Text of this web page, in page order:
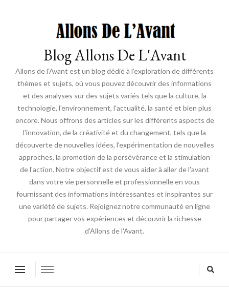
Blog Allons De L'Avant
Allons de l'Avant est un blog dédié à l'exploration de différents
thèmes et sujets, où vous pouvez découvrir des informations
et des analyses sur des sujets variés tels que la culture, la
technologie, l'environnement, l'actualité, la santé et bien plus
encore. Nous offrons des articles sur les différents aspects de
l'innovation, de la créativité et du changement, tels que la
découverte de nouvelles idées, l'expérimentation de nouvelles
approches, la promotion de la persévérance et la stimulation
de l'action. Notre objectif est de vous aider à aller de l'avant
dans votre vie personnelle et professionnelle en vous
fournissant des informations intéressantes et inspirantes sur
une variété de sujets. Rejoignez notre communauté en ligne
pour partager vos expériences et découvrir la richesse
d'Allons de l'Avant.